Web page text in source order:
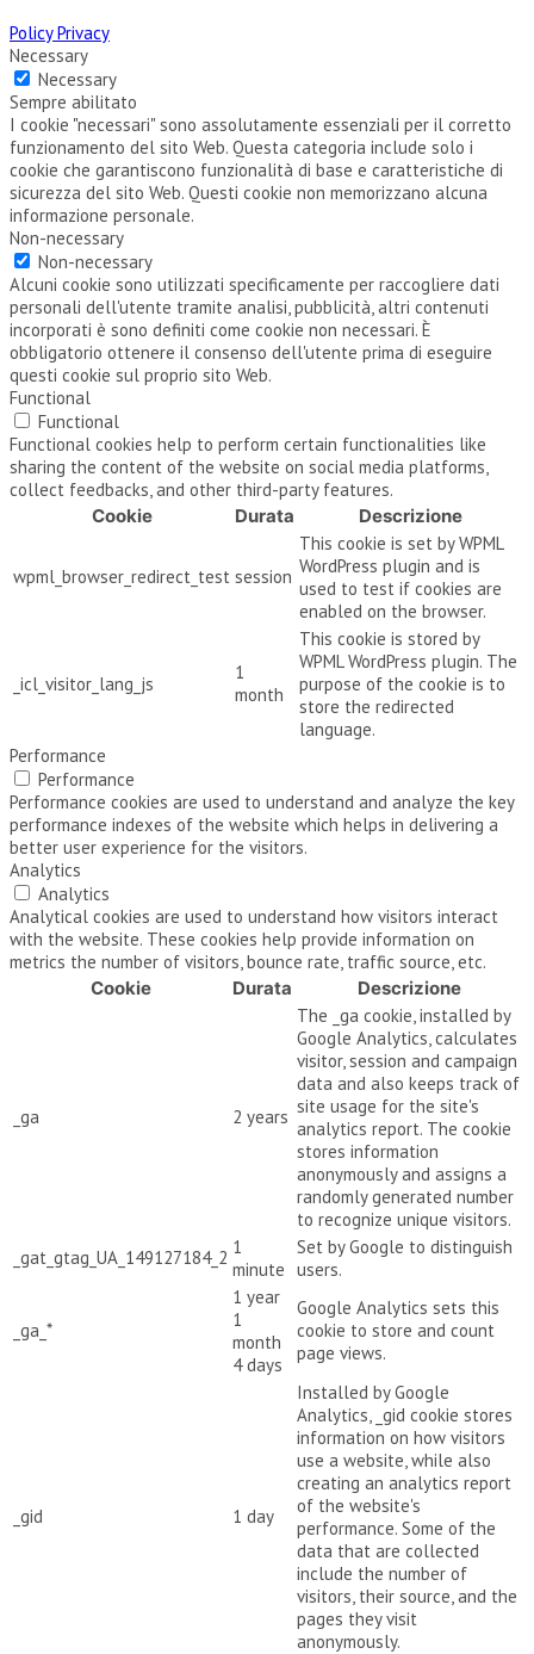
Policy Privacy
Necessary
Necessary
Sempre abilitato
I cookie "necessari" sono assolutamente essenziali per il corretto
funzionamento del sito Web. Questa categoria include solo i
cookie che garantiscono funzionalità di base e caratteristiche di
sicurezza del sito Web. Questi cookie non memorizzano alcuna
informazione personale.
Non-necessary
Non-necessary
Alcuni cookie sono utilizzati specificamente per raccogliere dati
personali dell'utente tramite analisi, pubblicità, altri contenuti
incorporati è sono definiti come cookie non necessari. È
obbligatorio ottenere il consenso dell'utente prima di eseguire
questi cookie sul proprio sito Web.
Functional
Functional
Functional cookies help to perform certain functionalities like
sharing the content of the website on social media platforms,
collect feedbacks, and other third-party features.
Cookie
Durata Descrizione
wpml_browser_redirect_test session
This cookie is set by WPML
WordPress plugin and is
used to test if cookies are
enabled on the browser.
_icl_visitor_lang_js
1
month
This cookie is stored by
WPML WordPress plugin. The
purpose of the cookie is to
store the redirected
language.
Performance
Performance
Performance cookies are used to understand and analyze the key
performance indexes of the website which helps in delivering a
better user experience for the visitors.
Analytics
Analytics
Analytical cookies are used to understand how visitors interact
with the website. These cookies help provide information on
metrics the number of visitors, bounce rate, traffic source, etc.
Cookie
Durata Descrizione
_ga 2 years
The _ga cookie, installed by
Google Analytics, calculates
visitor, session and campaign
data and also keeps track of
site usage for the site's
analytics report. The cookie
stores information
anonymously and assigns a
randomly generated number
to recognize unique visitors.
_gat_gtag_UA_149127184_2 1
minute
Set by Google to distinguish
users.
_ga_*
1 year
1
month
4 days
Google Analytics sets this
cookie to store and count
page views.
_gid 1 day
Installed by Google
Analytics, _gid cookie stores
information on how visitors
use a website, while also
creating an analytics report
of the website's
performance. Some of the
data that are collected
include the number of
visitors, their source, and the
pages they visit
anonymously.